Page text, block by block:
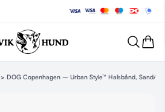
> DOG Copenhagen – Urban Style™ Halsbånd, Sand/